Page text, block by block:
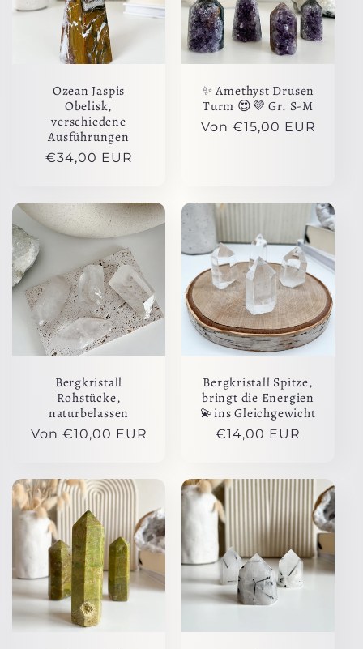
Ozean Jaspis
Obelisk,
verschiedene
Ausführungen
Normaler
€34,00 EUR
✨ Amethyst Drusen
Turm 😍💜 Gr. S-M
Normaler
Von €15,00 EUR
Bergkristall
Rohstücke,
naturbelassen
Normaler
Von €10,00 EUR
Bergkristall Spitze,
bringt die Energien
💫ins Gleichgewicht
Normaler
€14,00 EUR